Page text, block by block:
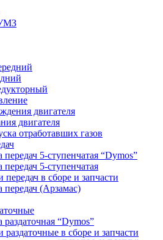
двигателя
двигателя
отработавших газов
передач 5-ступенчатая “Dymos”
передач 5-ступенчатая
передач в сборе и запчасти
передач (Арзамас)
раздаточная “Dymos”
раздаточные в сборе и запчасти